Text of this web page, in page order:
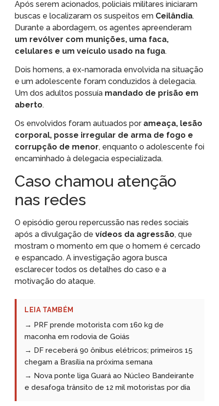
Após serem acionados, policiais militares iniciaram
buscas e localizaram os suspeitos em Ceilândia.
Durante a abordagem, os agentes apreenderam
um revólver com munições, uma faca,
celulares e um veículo usado na fuga.
Dois homens, a ex-namorada envolvida na situação
e um adolescente foram conduzidos à delegacia.
Um dos adultos possuía mandado de prisão em
aberto.
Os envolvidos foram autuados por ameaça, lesão
corporal, posse irregular de arma de fogo e
corrupção de menor, enquanto o adolescente foi
encaminhado à delegacia especializada.
Caso chamou atenção
nas redes
O episódio gerou repercussão nas redes sociais
após a divulgação de vídeos da agressão, que
mostram o momento em que o homem é cercado
e espancado. A investigação agora busca
esclarecer todos os detalhes do caso e a
motivação do ataque.
LEIA TAMBÉM
→ PRF prende motorista com 160 kg de
maconha em rodovia de Goiás
→ DF receberá 90 ônibus elétricos; primeiros 15
chegam a Brasília na próxima semana
→ Nova ponte liga Guará ao Núcleo Bandeirante
e desafoga trânsito de 12 mil motoristas por dia